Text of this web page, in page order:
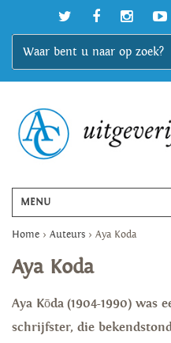
MENU
Home > Auteurs > Aya Koda
Aya Koda
Aya Kōda (1904-1990) was
schrijfster, die